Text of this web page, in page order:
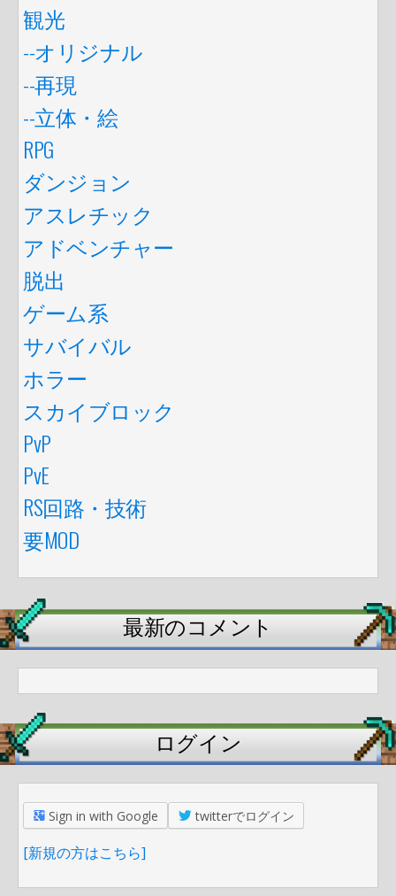
観光
--オリジナル
--再現
--立体・絵
RPG
ダンジョン
アスレチック
アドベンチャー
脱出
ゲーム系
サバイバル
ホラー
スカイブロック
PvP
PvE
RS回路・技術
要MOD
最新のコメント
ログイン
Sign in with Google twitterでログイン
[新規の方はこちら]